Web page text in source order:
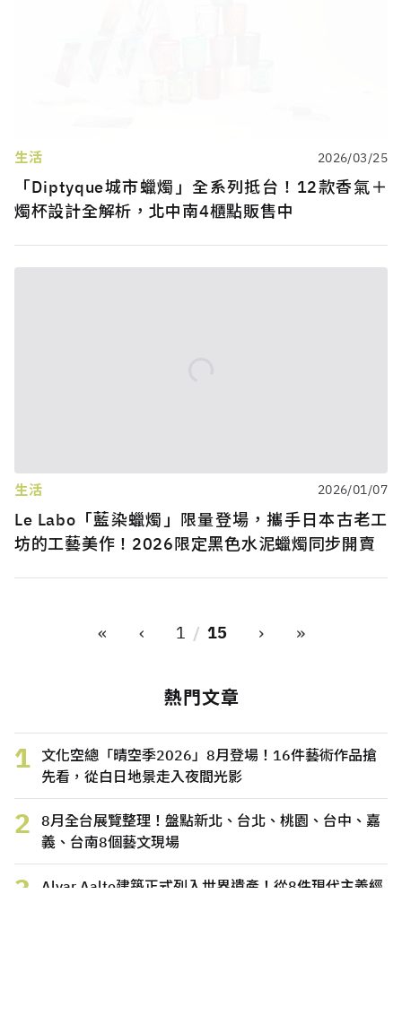
生活 2026/03/25
「Diptyque城市蠟燭」全系列抵台！12款香氣＋
燭杯設計全解析，北中南4櫃點販售中
生活 2026/01/07
Le Labo「藍染蠟燭」限量登場，攜手日本古老工
坊的工藝美作！2026限定黑色水泥蠟燭同步開賣
« ‹ › »
1 15
熱門文章
1
文化空總「晴空季2026」8月登場！16件藝術作品搶
先看，從白日地景走入夜間光影
2
8月全台展覽整理！盤點新北、台北、桃園、台中、嘉
義、台南8個藝文現場
3
Alvar Aalto建築正式列入世界遺產！從8件現代主義經